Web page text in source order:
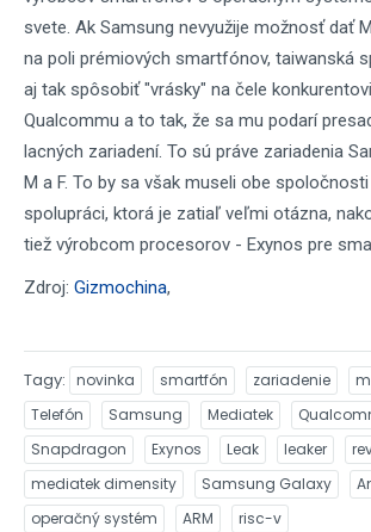
svete. Ak Samsung nevyužije možnosť dať
na poli prémiových smartfónov, taiwanská
aj tak spôsobiť "vrásky" na čele
Qualcommu a to tak, že sa mu podarí
lacných zariadení. To sú práve zariadenia
M a F. To by sa však museli obe
spolupráci, ktorá je zatiaľ veľmi otázna,
tiež výrobcom procesorov - Exynos pre
Zdroj: Gizmochina,
Tagy novinka smartfón zariadenie
Telefón
Samsung Mediatek
Snapdragon
Exynos Leak leaker
mediatek dimensity
Samsung Galaxy
operačný systém
ARM risc-v